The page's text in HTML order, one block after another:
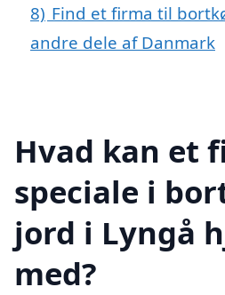
8) Find et firma til
andre dele af Danmark
Hvad kan et
speciale i
jord i Lyngå
med?